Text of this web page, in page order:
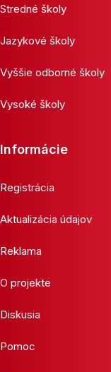
Stredné školy
Jazykové školy
Vyššie odborné školy
Vysoké školy
Informácie
Registrácia
Aktualizácia údajov
Reklama
O projekte
Diskusia
Pomoc